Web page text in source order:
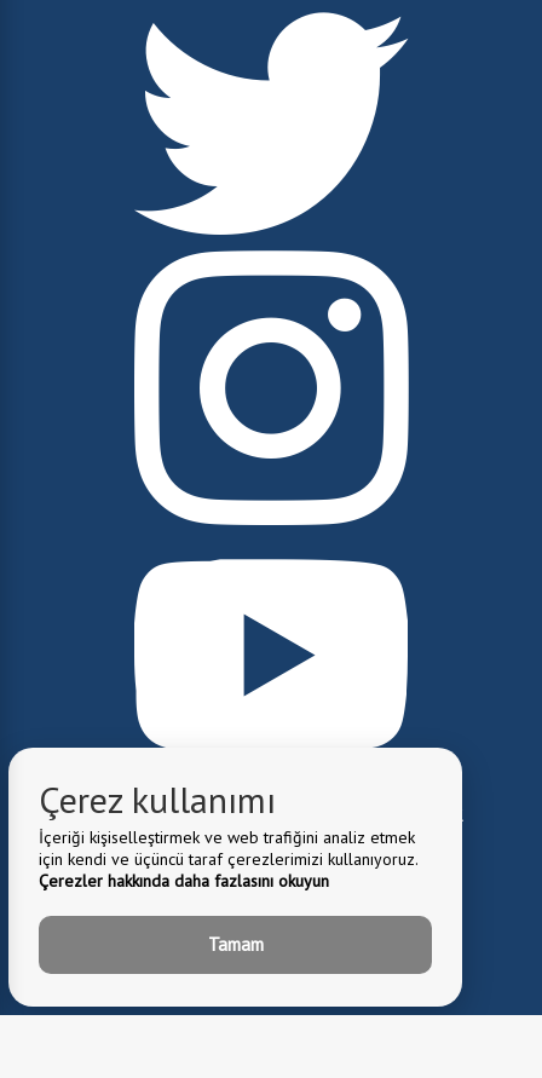
Çerez kullanımı
İçeriği kişiselleştirmek ve web trafiğini analiz etmek
için kendi ve üçüncü taraf çerezlerimizi kullanıyoruz.
Çerezler hakkında daha fazlasını okuyun
Tamam